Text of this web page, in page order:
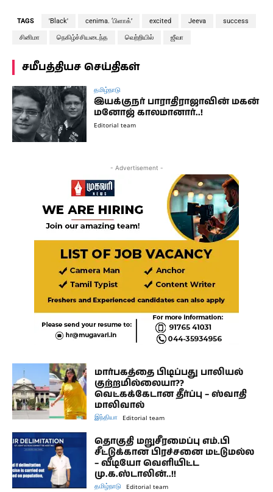
TAGS 'Black' cenima. ‘பிளாக்’ excited Jeeva success
சினிமா நெகிழ்ச்சியடைந்த வெற்றியில் ஜீவா
சமீபத்தியச செய்திகள்
தமிழ்நாடு
இயக்குநர் பாராதிராஜாவின் மகன்
மனோஜ் காலமானார்..!
Editorial team
- Advertisement -
மார்பகத்தை பிடிப்பது பாலியல்
குற்றமில்லையா??
வெட்கக்கேடான தீர்ப்பு – ஸ்வாதி
மாலிவால்
இந்தியா Editorial team
தொகுதி மறுசீரமைப்பு எம்.பி
சீட்டுக்கான பிரச்சனை மட்டுமல்ல
– வீடியோ வெளியிட்ட
மு.க.ஸ்டாலின்..!!
தமிழ்நாடு Editorial team